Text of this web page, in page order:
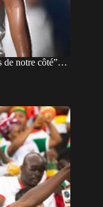
de notre côté”…